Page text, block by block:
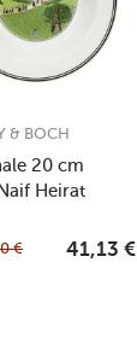
20 cm
Heirat
& BOCH
€ 41,13 €